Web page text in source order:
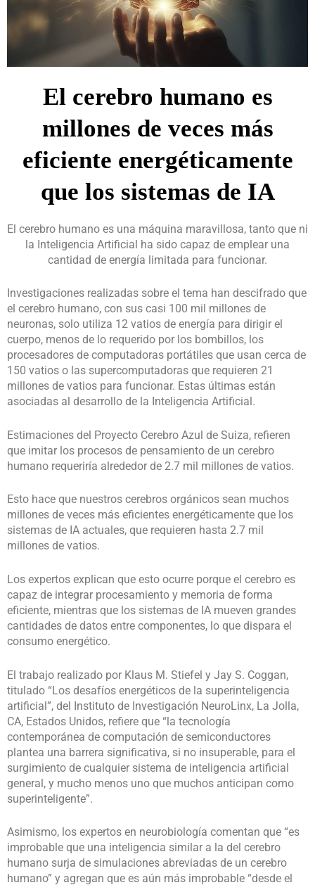
El cerebro humano es
millones de veces más
eficiente energéticamente
que los sistemas de IA
El cerebro humano es una máquina maravillosa, tanto que ni
la Inteligencia Artificial ha sido capaz de emplear una
cantidad de energía limitada para funcionar.
Investigaciones realizadas sobre el tema han descifrado que
el cerebro humano, con sus casi 100 mil millones de
neuronas, solo utiliza 12 vatios de energía para dirigir el
cuerpo, menos de lo requerido por los bombillos, los
procesadores de computadoras portátiles que usan cerca de
150 vatios o las supercomputadoras que requieren 21
millones de vatios para funcionar. Estas últimas están
asociadas al desarrollo de la Inteligencia Artificial.
Estimaciones del Proyecto Cerebro Azul de Suiza, refieren
que imitar los procesos de pensamiento de un cerebro
humano requeriría alrededor de 2.7 mil millones de vatios.
Esto hace que nuestros cerebros orgánicos sean muchos
millones de veces más eficientes energéticamente que los
sistemas de IA actuales, que requieren hasta 2.7 mil
millones de vatios.
Los expertos explican que esto ocurre porque el cerebro es
capaz de integrar procesamiento y memoria de forma
eficiente, mientras que los sistemas de IA mueven grandes
cantidades de datos entre componentes, lo que dispara el
consumo energético.
El trabajo realizado por Klaus M. Stiefel y Jay S. Coggan,
titulado “Los desafíos energéticos de la superinteligencia
artificial”, del Instituto de Investigación NeuroLinx, La Jolla,
CA, Estados Unidos, refiere que “la tecnología
contemporánea de computación de semiconductores
plantea una barrera significativa, si no insuperable, para el
surgimiento de cualquier sistema de inteligencia artificial
general, y mucho menos uno que muchos anticipan como
superinteligente”.
Asimismo, los expertos en neurobiología comentan que “es
improbable que una inteligencia similar a la del cerebro
humano surja de simulaciones abreviadas de un cerebro
humano” y agregan que es aún más improbable “desde el